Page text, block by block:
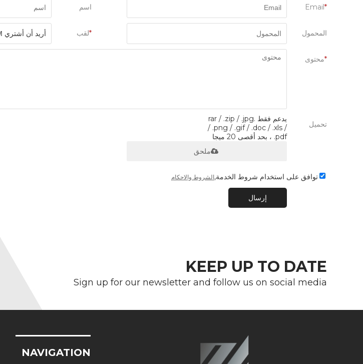
*
Email اسم
المحمول *لقب
*محتوى
تحميل
يدعم فقط .rar / .zip / .jpg
/ .png / .gif / .doc / .xls /
.pdf ، بحد أقصى 20 ميجا
ملحق
توافق على استخدام شروط الخدمة,الشروط والاحكام
إرسال
KEEP UP TO DATE
Sign up for our newsletter and follow us on social media
NAVIGATION